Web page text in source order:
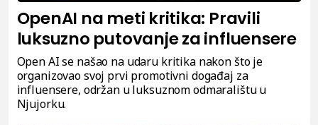
OpenAI na meti kritika: Pravili
luksuzno putovanje za influensere
Open AI se našao na udaru kritika nakon što je
organizovao svoj prvi promotivni događaj za
influensere, održan u luksuznom odmaralištu u
Njujorku.